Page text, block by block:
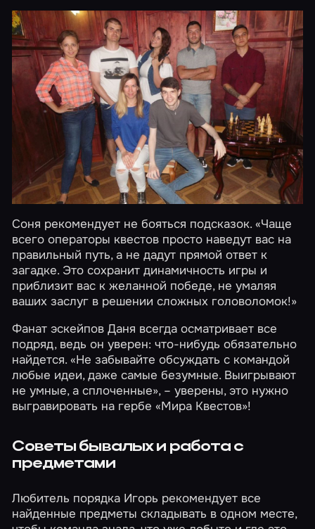
Соня рекомендует не бояться подсказок. «Чаще
всего операторы квестов просто наведут вас на
правильный путь, а не дадут прямой ответ к
загадке. Это сохранит динамичность игры и
приблизит вас к желанной победе, не умаляя
ваших заслуг в решении сложных головоломок!»
Фанат эскейпов Даня всегда осматривает все
подряд, ведь он уверен: что-нибудь обязательно
найдется. «Не забывайте обсуждать с командой
любые идеи, даже самые безумные. Выигрывают
не умные, а сплоченные», – уверены, это нужно
выгравировать на гербе «Мира Квестов»!
Советы бывалых и работа с
предметами
Любитель порядка Игорь рекомендует все
найденные предметы складывать в одном месте,